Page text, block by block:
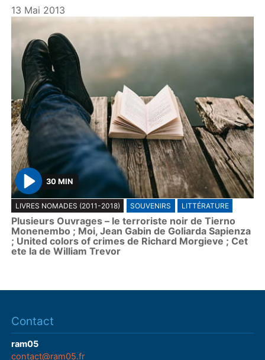
y
13 Mai 2013
P
l
a
y
30 MIN
LIVRES NOMADES (2011-2018) SOUVENIRS LITTÉRATURE
Plusieurs Ouvrages – le terroriste noir de Tierno
Monenembo ; Moi, Jean Gabin de Goliarda Sapienza
; United colors of crimes de Richard Morgieve ; Cet
ete la de William Trevor
Contact
ram05
contact@ram05.fr